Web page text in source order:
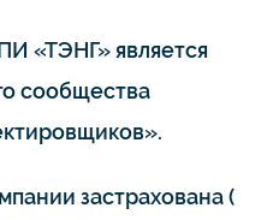
«ТЭНГ» является
сообщества
застрахована (